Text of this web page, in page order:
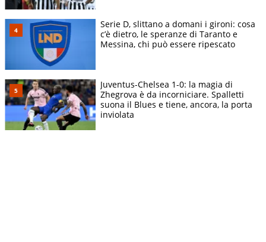
Serie D, slittano a domani i gironi: cosa
c’è dietro, le speranze di Taranto e
Messina, chi può essere ripescato
Juventus-Chelsea 1-0: la magia di
Zhegrova è da incorniciare. Spalletti
suona il Blues e tiene, ancora, la porta
inviolata